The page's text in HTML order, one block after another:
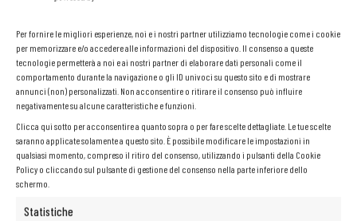
Per fornire le migliori esperienze, noi e i nostri partner utilizziamo tecnologie come i cookie
per memorizzare e/o accedere alle informazioni del dispositivo. Il consenso a queste
tecnologie permetterà a noi e ai nostri partner di elaborare dati personali come il
comportamento durante la navigazione o gli ID univoci su questo sito e di mostrare
annunci (non) personalizzati. Non acconsentire o ritirare il consenso può influire
negativamente su alcune caratteristiche e funzioni.
Clicca qui sotto per acconsentire a quanto sopra o per fare scelte dettagliate. Le tue scelte
saranno applicate solamente a questo sito. È possibile modificare le impostazioni in
qualsiasi momento, compreso il ritiro del consenso, utilizzando i pulsanti della Cookie
Policy o cliccando sul pulsante di gestione del consenso nella parte inferiore dello
schermo.
Statistiche
Processore Intel® Core™ i7-6820HQ
I processori
funzionamento, consentendo agli utenti di aprire rapidamente file e
programmi e di passare istantaneamente da un’applicazione all’altra e